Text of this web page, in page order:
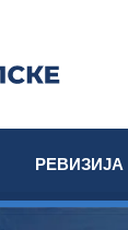
РЕВИЗИЈА